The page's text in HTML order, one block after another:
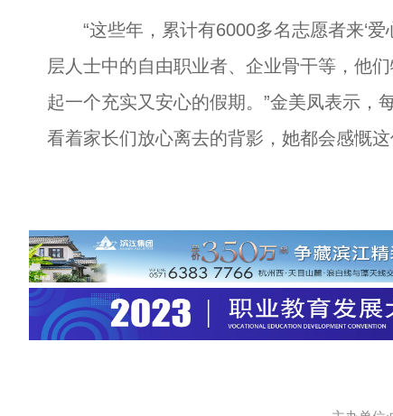
“这些年，累计有6000多名志愿者来‘爱
层人士中的自由职业者、企业骨干等，他
起一个充实又安心的假期。”金美凤表示，
看着家长们放心离去的背影，她都会感慨这